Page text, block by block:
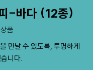
-바다 (12종)
품
만날 수 있도록, 투명하게
니다.